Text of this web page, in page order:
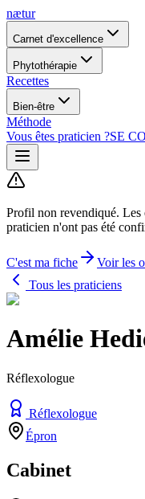
nætur
Carnet d'excellence
Phytothérapie
Recettes
Bien-être
Méthode
Vous êtes praticien ?SE
Profil non revendiqué. Les
praticien n'ont pas été
C'est ma fiche
Voir les
Tous les praticiens
Amélie
Réflexologue
Réflexologue
Épron
Cabinet